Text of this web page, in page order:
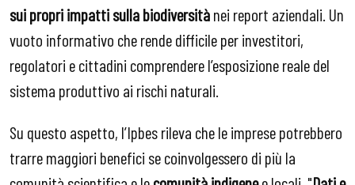
sui propri impatti sulla biodiversitànei report aziendali. Un
vuoto informativo che rende difficile per investitori,
regolatori e cittadini comprendere l’esposizione reale del
sistema produttivo ai rischi naturali.
Su questo aspetto, l’Ipbes rileva che le imprese potrebbero
trarre maggiori benefici se coinvolgessero di più la